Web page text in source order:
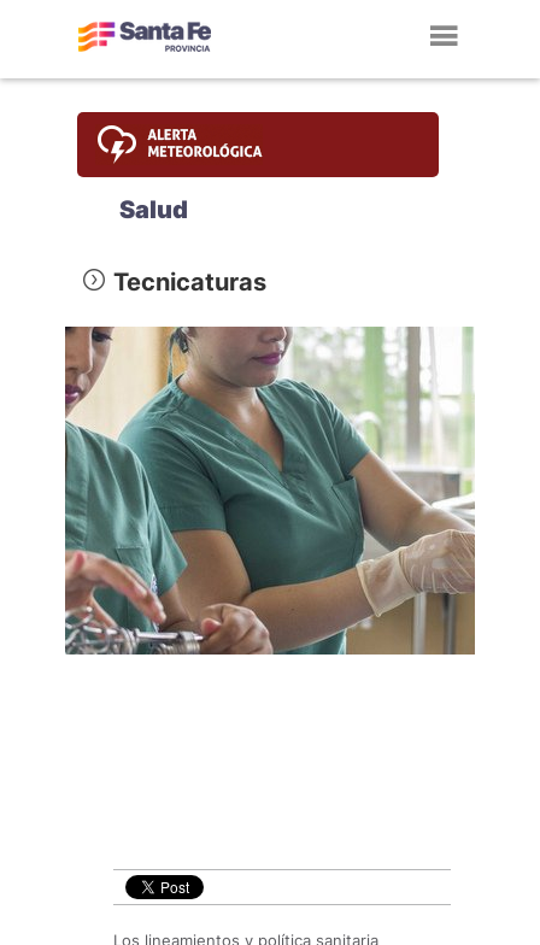
Salud
Tecnicaturas
Los lineamientos y política sanitaria